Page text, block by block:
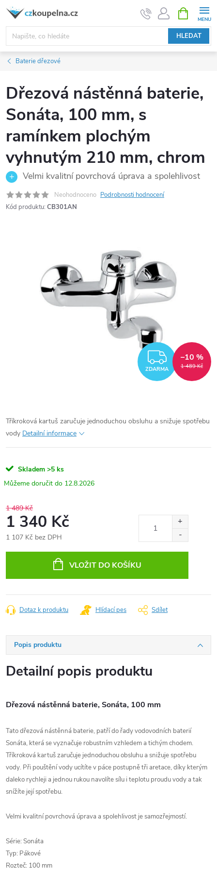
Přejít
obsah
HLEDAT
NÁKUPNÍ
KOŠÍK
Baterie dřezové
Dřezová nástěnná baterie,
Sonáta, 100 mm, s
ramínkem plochým
vyhnutým 210 mm, chrom
Velmi kvalitní povrchová úprava a spolehlivost
Neohodnoceno Podrobnosti hodnocení
Kód produktu: CB301AN
ZDARMA 1 489 Kč
–10 %
Tříkroková kartuš zaručuje jednoduchou obsluhu a snižuje spotřebu
vody Detailní informace
Skladem >5 ks
12.8.2026
1 489 Kč
1 340 Kč
1 107 Kč bez DPH
VLOŽIT DO KOŠÍKU
Dotaz k produktu Hlídací pes Sdílet
Popis produktu
Detailní popis produktu
Dřezová nástěnná baterie, Sonáta, 100 mm
Tato dřezová nástěnná baterie, patří do řady vodovodních baterií
Sonáta, která se vyznačuje robustním vzhledem a tichým chodem.
Tříkroková kartuš zaručuje jednoduchou obsluhu a snižuje spotřebu
vody. Při pouštění vody ucítíte v páce postupně tři aretace, díky kterým
daleko rychleji a jednou rukou navolíte sílu i teplotu proudu vody a tak
snížíte její spotřebu.
Velmi kvalitní povrchová úprava a spolehlivost je samozřejmostí.
Série: Sonáta
Typ: Pákové
Rozteč: 100 mm